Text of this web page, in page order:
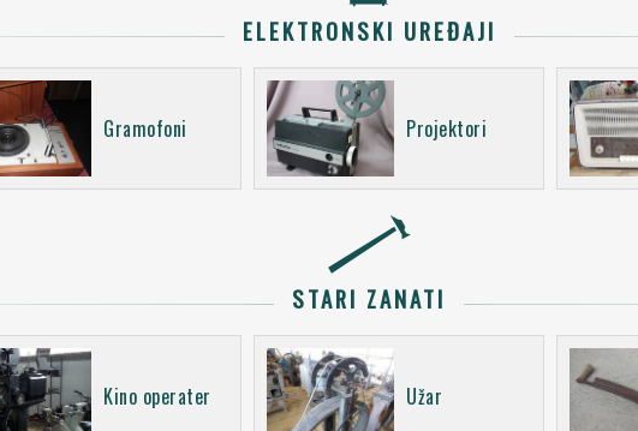
ELEKTRONSKI UREĐAJI
Gramofoni Projektori
STARI ZANATI
Kino operater Užar